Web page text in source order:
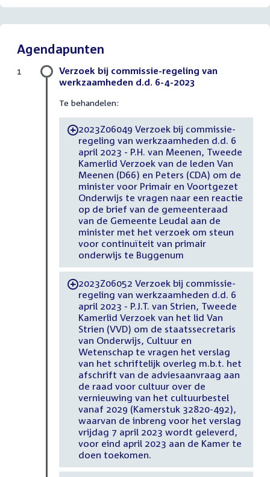
Agendapunten
Verzoek bij commissie-regeling van
werkzaamheden d.d. 6-4-2023
Te behandelen:
-2023Z06049 Verzoek bij commissie-
regeling van werkzaamheden d.d. 6
april 2023 - P.H. van Meenen, Tweede
Kamerlid Verzoek van de leden Van
Meenen (D66) en Peters (CDA) om de
minister voor Primair en Voortgezet
Onderwijs te vragen naar een reactie
op de brief van de gemeenteraad
van de Gemeente Leudal aan de
minister met het verzoek om steun
voor continuïteit van primair
onderwijs te Buggenum
-2023Z06052 Verzoek bij commissie-
regeling van werkzaamheden d.d. 6
april 2023 - P.J.T. van Strien, Tweede
Kamerlid Verzoek van het lid Van
Strien (VVD) om de staatssecretaris
van Onderwijs, Cultuur en
Wetenschap te vragen het verslag
van het schriftelijk overleg m.b.t. het
afschrift van de adviesaanvraag aan
de raad voor cultuur over de
vernieuwing van het cultuurbestel
vanaf 2029 (Kamerstuk 32820-492),
waarvan de inbreng voor het verslag
vrijdag 7 april 2023 wordt geleverd,
voor eind april 2023 aan de Kamer te
doen toekomen.
1